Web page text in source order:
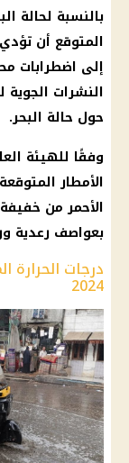
بالنسبة لحالة
المتوقع أن
إلى اضطرابات
النشرات
حول حالة البحر.
وفقًا للهيئة
الأمطار
الأحمر من
بعواصف رعدية
2024